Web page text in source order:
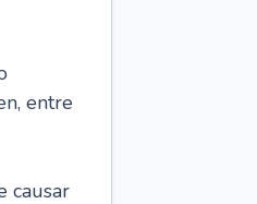
entre
causar